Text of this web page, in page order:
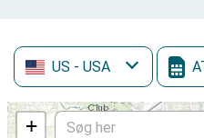
US - USA
+